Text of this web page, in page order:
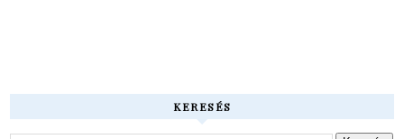
KERESÉS